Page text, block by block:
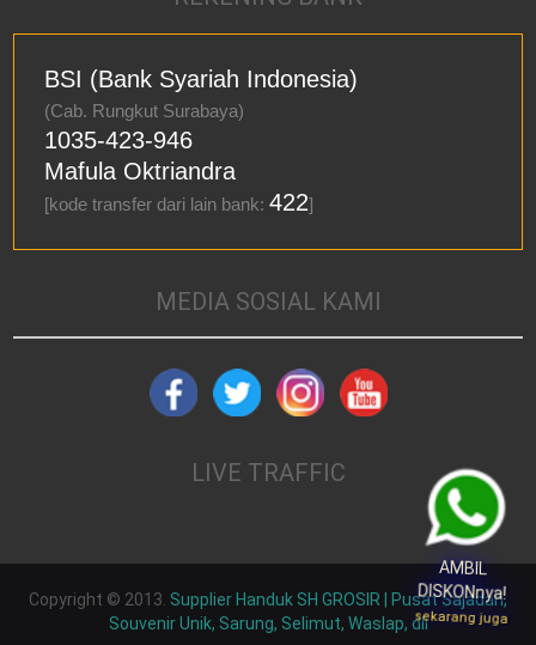
BSI (Bank Syariah Indonesia)
(Cab. Rungkut Surabaya)
1035-423-946
Mafula Oktriandra
[kode transfer dari lain bank:422]
MEDIA SOSIAL KAMI
LIVE TRAFFIC
Copyright © 2013. Supplier Handuk SH GROSIR | Pusat Sajadah,
Souvenir Unik, Sarung, Selimut, Waslap, dll
AMBIL
DISKONnya!
sekarang juga